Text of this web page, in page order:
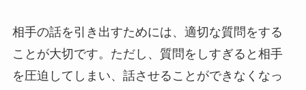
相手の話を引き出すためには、適切な質問をする
ことが大切です。ただし、質問をしすぎると相手
を圧迫してしまい、話させることができなくなっ